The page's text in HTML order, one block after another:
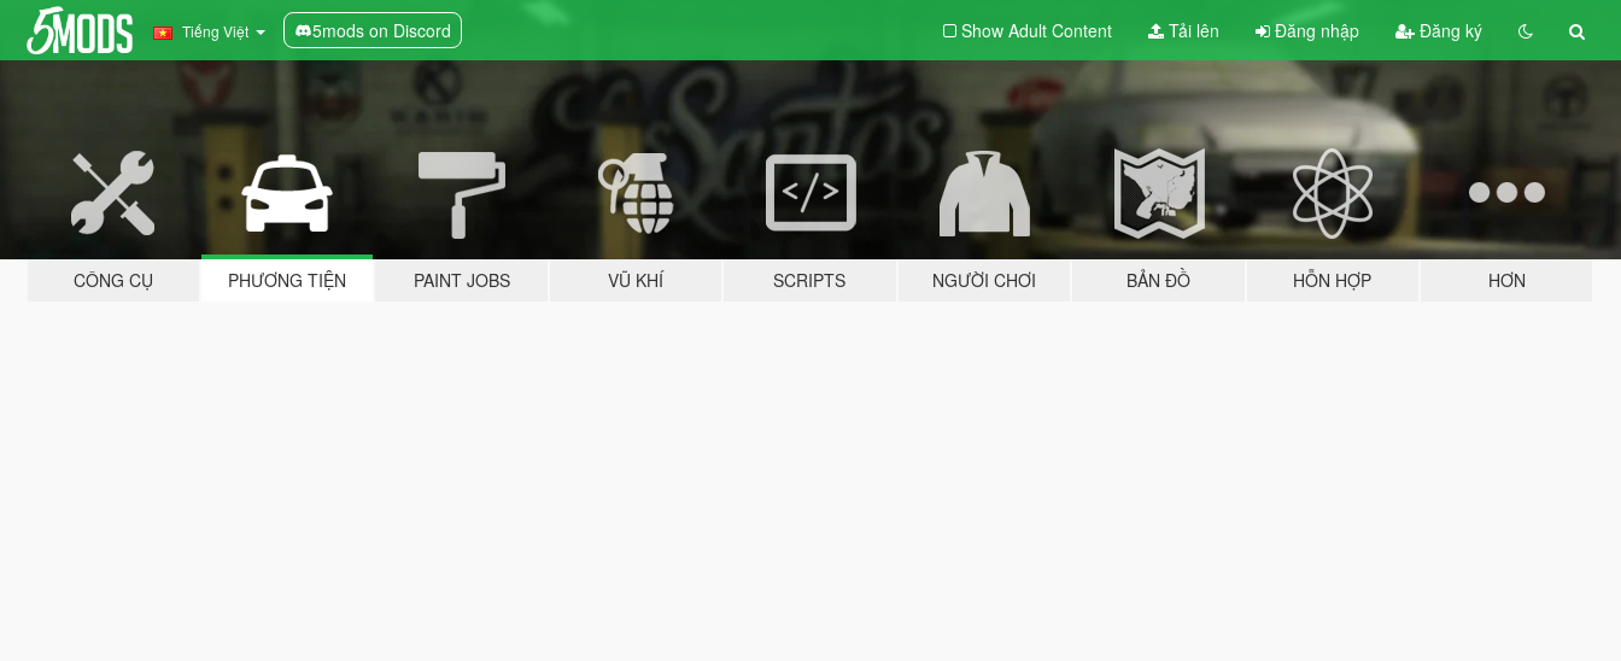
Tiếng Việt 5mods on Discord Show Adult Content Tải lên Đăng nhập Đăng ký
CÔNG CỤ PHƯƠNG TIỆN PAINT JOBS VŨ KHÍ SCRIPTS NGƯỜI CHƠI BẢN ĐỒ HỖN HỢP HƠN